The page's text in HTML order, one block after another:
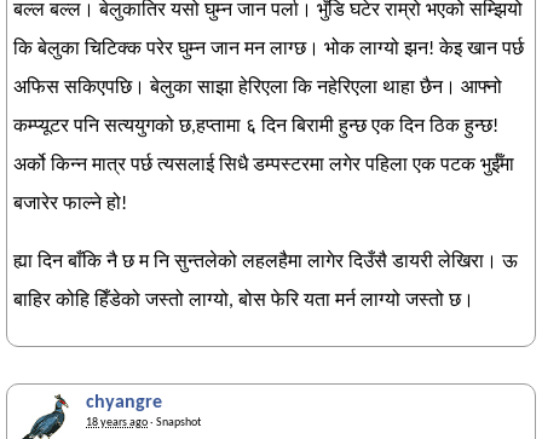
बल्ल बल्ल। बेलुकातिर यसो घुम्न जान पर्ला। भुँडि घटेर राम्रो भएको सम्झियो
कि बेलुका चिटिक्क परेर घुम्न जान मन लाग्छ। भोक लाग्यो झन! केइ खान पर्छ
अफिस सकिएपछि। बेलुका साझा हेरिएला कि नहेरिएला थाहा छैन। आफ्नो
कम्प्यूटर पनि सत्ययुगको छ,हप्तामा ६ दिन बिरामी हुन्छ एक दिन ठिक हुन्छ!
अर्को किन्न मात्र पर्छ त्यसलाई सिधै डम्पस्टरमा लगेर पहिला एक पटक भुईँमा
बजारेर फाल्ने हो!
ह्या दिन बाँकि नै छ म नि सुन्तलेको लहलहैमा लागेर दिउँसै डायरी लेखिरा। ऊ
बाहिर कोहि हिँडेको जस्तो लाग्यो, बोस फेरि यता मर्न लाग्यो जस्तो छ।
chyangre
18 years ago· Snapshot